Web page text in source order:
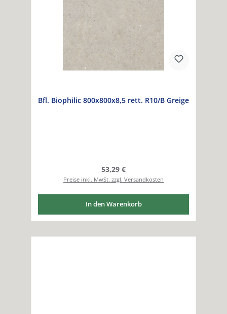
Bfl. Biophilic 800x800x8,5 rett. R10/B Greige
Regulärer Preis:
53,29 €
Preise inkl. MwSt. zzgl. Versandkosten
In den Warenkorb